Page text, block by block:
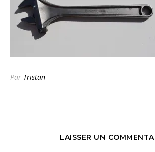
Par Tristan
LAISSER UN